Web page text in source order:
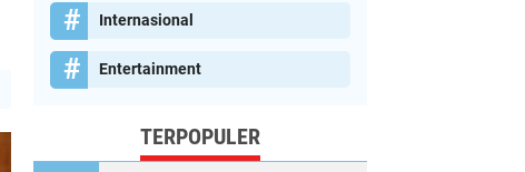
Internasional
Entertainment
TERPOPULER